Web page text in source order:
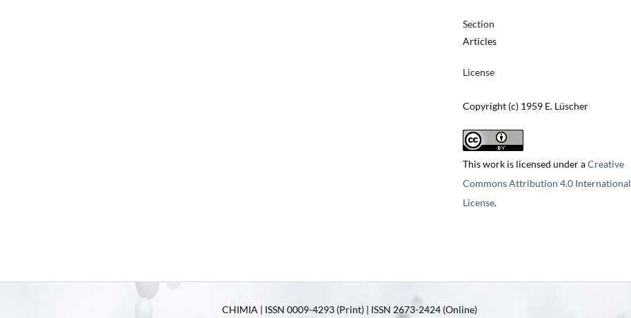
Section
Articles
License
Copyright (c) 1959 E. Lüscher
This work is licensed under aCreative
Commons Attribution 4.0 International
License.
CHIMIA | ISSN 0009-4293 (Print) | ISSN 2673-2424 (Online)